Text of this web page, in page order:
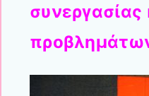
συνεργασίας